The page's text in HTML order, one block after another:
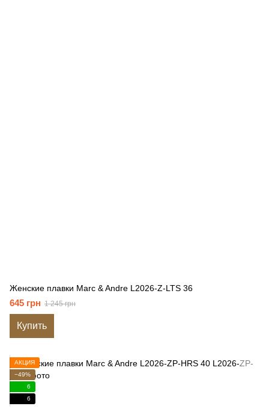
Женские плавки Marc & Andre L2026-Z-LTS 36
645 грн 1 245 грн
Купить
АКЦИЯ
−49%
6
6